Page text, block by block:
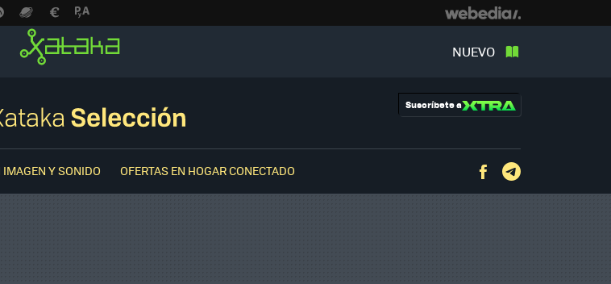
NUEVO
Suscríbete a
IMAGEN Y SONIDO OFERTAS EN HOGAR CONECTADO Facebook